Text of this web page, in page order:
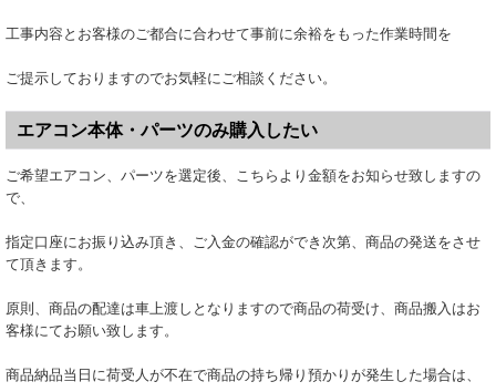
工事内容とお客様のご都合に合わせて事前に余裕をもった作業時間を
ご提示しておりますのでお気軽にご相談ください。
エアコン本体・パーツのみ購入したい
ご希望エアコン、パーツを選定後、こちらより金額をお知らせ致しますの
で、
指定口座にお振り込み頂き、ご入金の確認ができ次第、商品の発送をさせ
て頂きます。
原則、商品の配達は車上渡しとなりますので商品の荷受け、商品搬入はお
客様にてお願い致します。
商品納品当日に荷受人が不在で商品の持ち帰り預かりが発生した場合は、